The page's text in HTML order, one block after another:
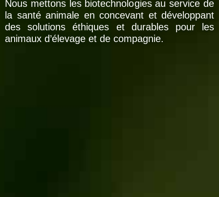
Nous mettons les biotechnologies au service de
la santé animale en concevant et développant
des solutions éthiques et durables pour les
animaux d’élevage et de compagnie.